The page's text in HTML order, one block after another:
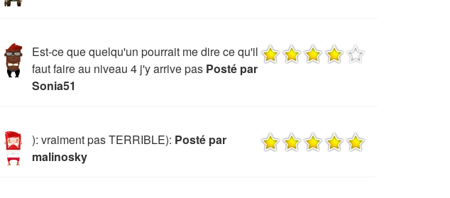
Est-ce que quelqu'un pourrait me dire ce qu'il
faut faire au niveau 4 j'y arrive pas Posté par
Sonia51
): vraiment pas TERRIBLE): Posté par
malinosky